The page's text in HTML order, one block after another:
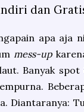
dan
apa aja
mess-up
Banyak
Diantaranya: